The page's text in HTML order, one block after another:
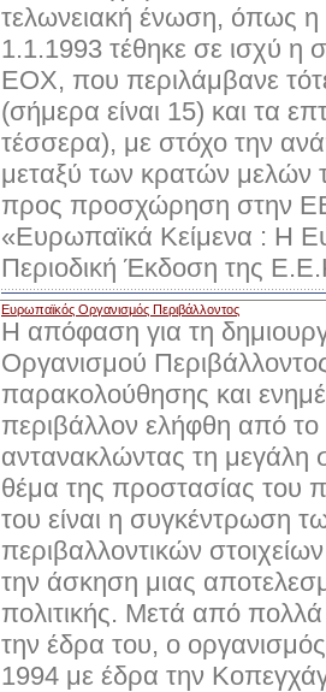
τελωνειακή ένωση, όπως
1.1.1993 τέθηκε σε ισχύ η
EOX, που περιλάμβανε
(σήμερα είναι 15) και τα
τέσσερα), με στόχο την
μεταξύ των κρατών μελών
προς προσχώρηση στην
«Ευρωπαϊκά Κείμενα : Η
Περιοδική Έκδοση της
Ευρωπαϊκός Οργανισμός Περιβάλλοντος
Η απόφαση για τη
Οργανισμού
παρακολούθησης και
περιβάλλον ελήφθη από
αντανακλώντας τη μεγάλη
θέμα της προστασίας του
του είναι η συγκέντρωση
περιβαλλοντικών
την άσκηση μιας
πολιτικής. Μετά από
την έδρα του, ο
1994 με έδρα την